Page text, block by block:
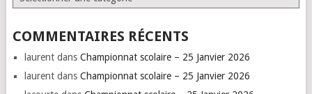
COMMENTAIRES RÉCENTS
laurentdans Championnat scolaire – 25 Janvier 2026
laurentdans Championnat scolaire – 25 Janvier 2026